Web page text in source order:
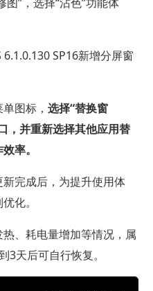
SP16新增分屏窗
图标， 选择“替换窗
，并重新选择其他应用替
率。
完成后，为提升使用体
化。
、耗电量增加等情况，属
3天后可自行恢复。